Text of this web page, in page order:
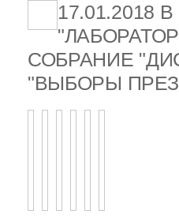
17.01.2018
СОБРАНИЕ
"ВЫБОРЫ